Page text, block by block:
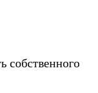
собственного